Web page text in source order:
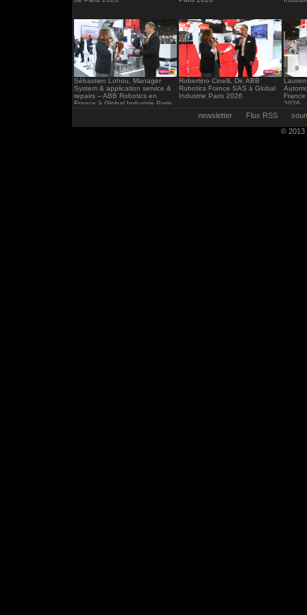
Sébastien Lohou, Manager
System & application service &
repairs – ABB Robotics en
France à Global Industrie Paris
Robertino Cinelli, Dir. ABB
Robotics France SAS à Global
Industrie Paris 2026
2026
newsletter Flux RSS
© 2013